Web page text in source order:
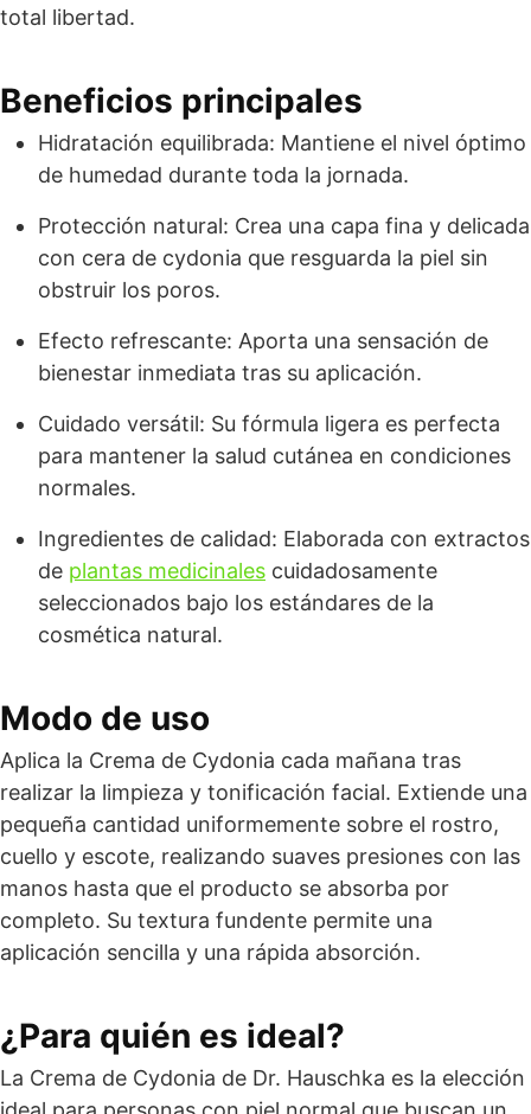
total libertad.
Beneficios principales
Hidratación equilibrada: Mantiene el nivel óptimo
de humedad durante toda la jornada.
Protección natural: Crea una capa fina y delicada
con cera de cydonia que resguarda la piel sin
obstruir los poros.
Efecto refrescante: Aporta una sensación de
bienestar inmediata tras su aplicación.
Cuidado versátil: Su fórmula ligera es perfecta
para mantener la salud cutánea en condiciones
normales.
Ingredientes de calidad: Elaborada con extractos
de plantas medicinales cuidadosamente
seleccionados bajo los estándares de la
cosmética natural.
Modo de uso
Aplica la Crema de Cydonia cada mañana tras
realizar la limpieza y tonificación facial. Extiende una
pequeña cantidad uniformemente sobre el rostro,
cuello y escote, realizando suaves presiones con las
manos hasta que el producto se absorba por
completo. Su textura fundente permite una
aplicación sencilla y una rápida absorción.
¿Para quién es ideal?
La Crema de Cydonia de Dr. Hauschka es la elección